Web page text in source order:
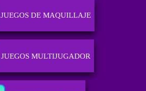
JUEGOS DE MAQUILLAJE
JUEGOS MULTIJUGADOR